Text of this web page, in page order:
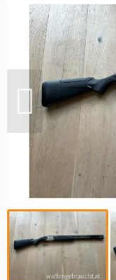
Jagdreviere
Bücher, Videos
Antikes
Geschenke
Reviereinrichtungen